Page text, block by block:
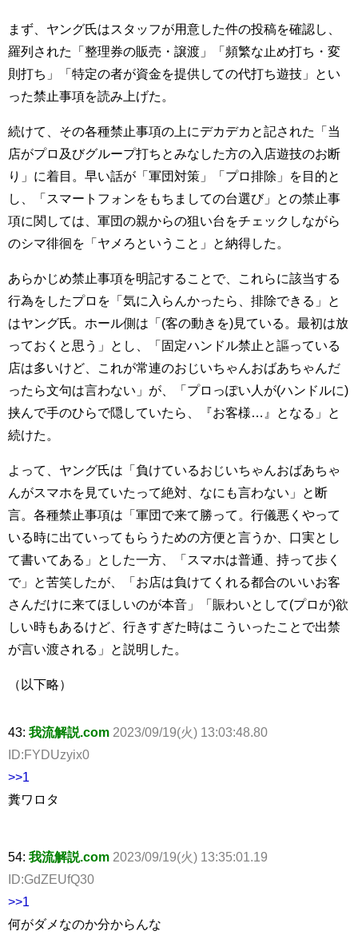
まず、ヤング氏はスタッフが用意した件の投稿を確認し、
羅列された「整理券の販売・譲渡」「頻繁な止め打ち・変
則打ち」「特定の者が資金を提供しての代打ち遊技」とい
った禁止事項を読み上げた。
続けて、その各種禁止事項の上にデカデカと記された「当
店がプロ及びグループ打ちとみなした方の入店遊技のお断
り」に着目。早い話が「軍団対策」「プロ排除」を目的と
し、「スマートフォンをもちましての台選び」との禁止事
項に関しては、軍団の親からの狙い台をチェックしながら
のシマ徘徊を「ヤメろということ」と納得した。
あらかじめ禁止事項を明記することで、これらに該当する
行為をしたプロを「気に入らんかったら、排除できる」と
はヤング氏。ホール側は「(客の動きを)見ている。最初は放
っておくと思う」とし、「固定ハンドル禁止と謳っている
店は多いけど、これが常連のおじいちゃんおばあちゃんだ
ったら文句は言わない」が、「プロっぽい人が(ハンドルに)
挟んで手のひらで隠していたら、『お客様…』となる」と
続けた。
よって、ヤング氏は「負けているおじいちゃんおばあちゃ
んがスマホを見ていたって絶対、なにも言わない」と断
言。各種禁止事項は「軍団で来て勝って。行儀悪くやって
いる時に出ていってもらうための方便と言うか、口実とし
て書いてある」とした一方、「スマホは普通、持って歩く
で」と苦笑したが、「お店は負けてくれる都合のいいお客
さんだけに来てほしいのが本音」「賑わいとして(プロが)欲
しい時もあるけど、行きすぎた時はこういったことで出禁
が言い渡される」と説明した。
（以下略）
43: 我流解説.com 2023/09/19(火) 13:03:48.80
ID:FYDUzyix0
>>1
糞ワロタ
54: 我流解説.com 2023/09/19(火) 13:35:01.19
ID:GdZEUfQ30
>>1
何がダメなのか分からんな